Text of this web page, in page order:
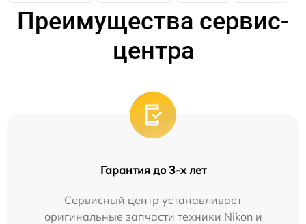
Преимущества сервис-
центра
Гарантия до 3-х лет
Сервисный центр устанавливает
оригинальные запчасти техники Nikon и